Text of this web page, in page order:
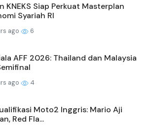
KNEKS Siap Perkuat Masterplan
Syariah RI
ago 6
AFF 2026: Thailand dan Malaysia
ago 4
Moto2 Inggris: Mario Aji
Red Fla...